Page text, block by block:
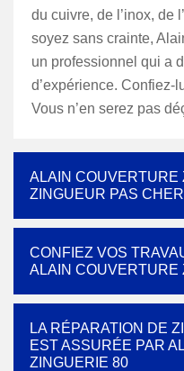
du cuivre, de l’inox, de
soyez sans crainte,
un professionnel qui a
d’expérience. Confiez-
Vous n’en serez pas
ALAIN COUVERTURE
ZINGUEUR PAS
CONFIEZ VOS
ALAIN COUVERTURE
LA RÉPARATION DE
EST ASSURÉE PAR
ZINGUERIE 80